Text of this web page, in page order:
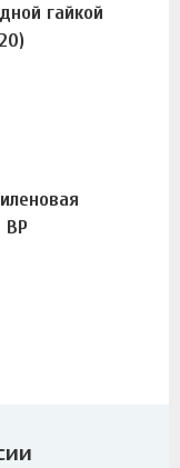
гайкой
ВР